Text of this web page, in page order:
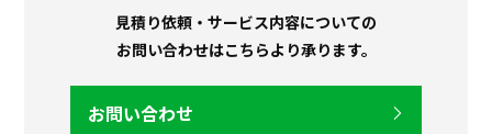
見積り依頼・サービス内容についての
お問い合わせはこちらより承ります。
お問い合わせ